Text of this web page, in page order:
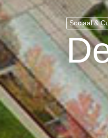
Sociaal &